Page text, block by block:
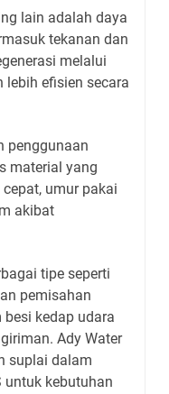
lain adalah daya
tekanan dan
melalui
lebih efisien secara
penggunaan
material yang
umur pakai
akibat
tipe seperti
pemisahan
kedap udara
Ady Water
suplai dalam
untuk kebutuhan